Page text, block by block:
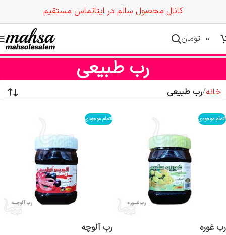
کانال محصول سالم در ایتاتماس مستقیم
0 تومان
رب طبیعی
خانه رب طبیعی
اتمام موجودی
رب غوره
اتمام موجودی
رب آلوچه